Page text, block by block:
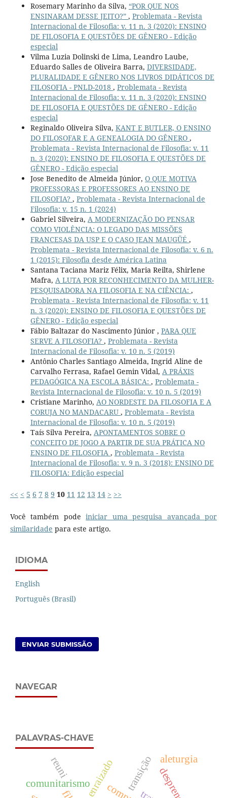
Rosemary Marinho da Silva, “POR QUE NOS
ENSINARAM DESSE JEITO?” , Problemata - Revista
Internacional de Filosofia: v. 11 n. 3 (2020): ENSINO
DE FILOSOFIA E QUESTÕES DE GÊNERO - Edição
especial
Vilma Luzia Dolinski de Lima, Leandro Laube,
Eduardo Salles de Oliveira Barra, DIVERSIDADE,
PLURALIDADE E GÊNERO NOS LIVROS DIDÁTICOS DE
FILOSOFIA - PNLD-2018 , Problemata - Revista
Internacional de Filosofia: v. 11 n. 3 (2020): ENSINO
DE FILOSOFIA E QUESTÕES DE GÊNERO - Edição
especial
Reginaldo Oliveira Silva, KANT E BUTLER, O ENSINO
DO FILOSOFAR E A GENEALOGIA DO GÊNERO ,
Problemata - Revista Internacional de Filosofia: v. 11
n. 3 (2020): ENSINO DE FILOSOFIA E QUESTÕES DE
GÊNERO - Edição especial
Jose Benedito de Almeida Júnior, O QUE MOTIVA
PROFESSORAS E PROFESSORES AO ENSINO DE
FILOSOFIA? , Problemata - Revista Internacional de
Filosofia: v. 15 n. 1 (2024)
Gabriel Silveira, A MODERNIZAÇÃO DO PENSAR
COMO VIOLÊNCIA: O LEGADO DAS MISSÕES
FRANCESAS DA USP E O CASO JEAN MAUGÜÉ ,
Problemata - Revista Internacional de Filosofia: v. 6 n.
1 (2015): Filosofia desde América Latina
Santana Taciana Mariz Félix, Maria Reilta, Shirlene
Mafra, A LUTA POR RECONHECIMENTO DA MULHER-
PESQUISADORA NA FILOSOFIA E NA CIÊNCIA: ,
Problemata - Revista Internacional de Filosofia: v. 11
n. 3 (2020): ENSINO DE FILOSOFIA E QUESTÕES DE
GÊNERO - Edição especial
Fábio Baltazar do Nascimento Júnior , PARA QUE
SERVE A FILOSOFIA? , Problemata - Revista
Internacional de Filosofia: v. 10 n. 5 (2019)
Antônio Charles Santiago Almeida, Ingrid Aline de
Carvalho Ferrasa, Rafael Gemin Vidal, A PRÁXIS
PEDAGÓGICA NA ESCOLA BÁSICA: , Problemata -
Revista Internacional de Filosofia: v. 10 n. 5 (2019)
Cristiane Marinho, AO NORDESTE DA FILOSOFIA E A
CORUJA NO MANDACARU , Problemata - Revista
Internacional de Filosofia: v. 10 n. 5 (2019)
Taís Silva Pereira, APONTAMENTOS SOBRE O
CONCEITO DE JOGO A PARTIR DE SUA PRÁTICA NO
ENSINO DE FILOSOFIA , Problemata - Revista
Internacional de Filosofia: v. 9 n. 3 (2018): ENSINO DE
FILOSOFIA: Edição especial
<< < 5 6 7 8 9 10 11 12 13 14 > >>
Você também podeiniciar uma pesquisa avançada por
similaridade para este artigo.
IDIOMA
English
Português (Brasil)
ENVIAR SUBMISSÃO
NAVEGAR
PALAVRAS-CHAVE
comunitarismo transição aleturgia
reuni